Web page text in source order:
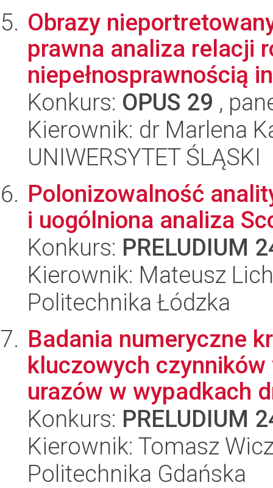
Obrazy
prawna analiza relacji
niepełnosprawnością
Konkurs: OPUS 29 ,
Kierownik: dr Marlena
UNIWERSYTET ŚLĄSKI
Polonizowalność
i uogólniona analiza
Konkurs: PRELUDIUM
Kierownik: Mateusz
Politechnika Łódzka
Badania numeryczne
kluczowych czynników
urazów w wypadkach
Konkurs: PRELUDIUM
Kierownik: Tomasz
Politechnika Gdańska